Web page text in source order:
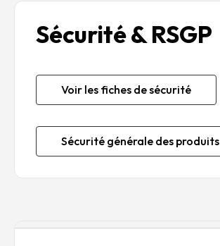
Sécurité & RSGP
Voir les fiches de sécurité
Sécurité générale des produits